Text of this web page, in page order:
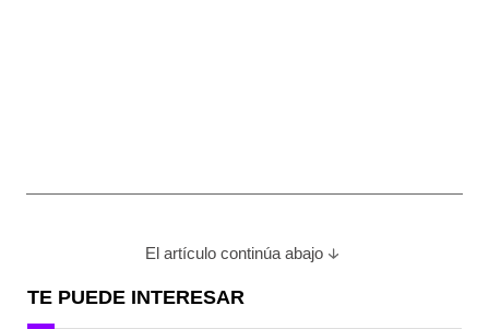
El artículo continúa abajo
TE PUEDE INTERESAR